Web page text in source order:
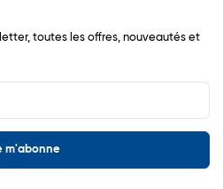
toutes les offres, nouveautés et